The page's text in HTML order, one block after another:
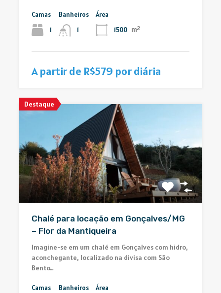
Camas
1
Banheiros
1
Área
1500 m²
A partir de R$579 por diária
Destaque
Chalé para locação em Gonçalves/MG
– Flor da Mantiqueira
Imagine-se em um chalé em Gonçalves com hidro,
aconchegante, localizado na divisa com São
Bento…
Camas Banheiros Área